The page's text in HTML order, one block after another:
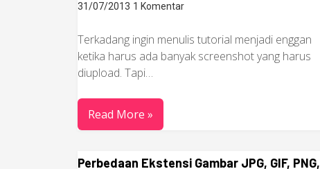
31/07/2013 1 Komentar
Terkadang ingin menulis tutorial menjadi enggan
ketika harus ada banyak screenshot yang harus
diupload. Tapi…
Read More »
Perbedaan Ekstensi Gambar JPG, GIF, PNG,